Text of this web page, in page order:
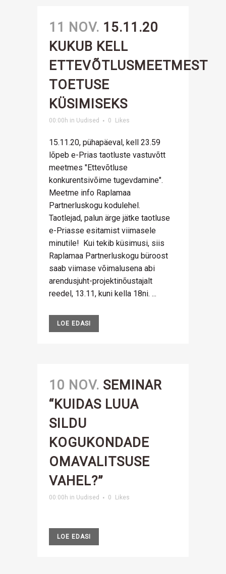
11 NOV. 15.11.20
KUKUB KELL
ETTEVÕTLUSMEETMEST
TOETUSE
KÜSIMISEKS
00:00h in Uudised 0 Likes
15.11.20, pühapäeval, kell 23.59
lõpeb e-Prias taotluste vastuvõtt
meetmes "Ettevõtluse
konkurentsivõime tugevdamine".
Meetme info Raplamaa
Partnerluskogu kodulehel.
Taotlejad, palun ärge jätke taotluse
e-Priasse esitamist viimasele
minutile! Kui tekib küsimusi, siis
Raplamaa Partnerluskogu büroost
saab viimase võimalusena abi
arendusjuht-projektinõustajalt
reedel, 13.11, kuni kella 18ni. ...
LOE EDASI
10 NOV. SEMINAR
“KUIDAS LUUA
SILDU
KOGUKONDADE
OMAVALITSUSE
VAHEL?”
00:00h in Uudised 0 Likes
LOE EDASI